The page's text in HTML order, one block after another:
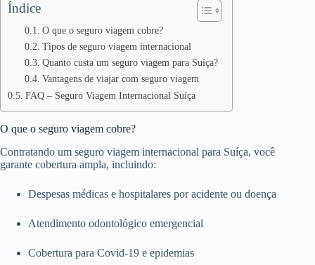
Índice
O que o seguro viagem cobre?
Tipos de seguro viagem internacional
Quanto custa um seguro viagem para Suíça?
Vantagens de viajar com seguro viagem
FAQ – Seguro Viagem Internacional Suíça
O que o seguro viagem cobre?
Contratando um seguro viagem internacional para Suíça, você
garante cobertura ampla, incluindo:
Despesas médicas e hospitalares por acidente ou doença
Atendimento odontológico emergencial
Cobertura para Covid-19 e epidemias